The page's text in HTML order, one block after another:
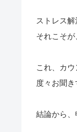
ストレス解
それこそが
これ、カウ
度々お聞き
結論から、